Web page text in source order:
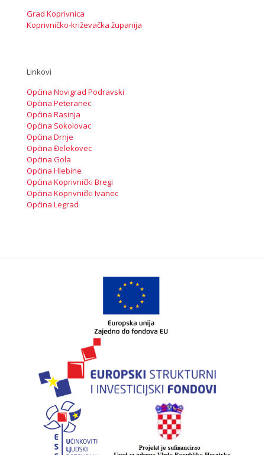
Grad Koprivnica
Koprivničko-križevačka županija
Linkovi
Općina Novigrad Podravski
Općina Peteranec
Općina Rasinja
Općina Sokolovac
Općina Drnje
Općina Đelekovec
Općina Gola
Općina Hlebine
Općina Koprivnički Bregi
Općina Koprivnički Ivanec
Općina Legrad